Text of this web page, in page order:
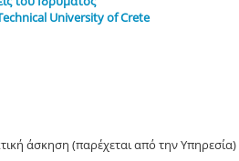
University of Crete
άσκηση (παρέχεται από την Υπηρεσία)